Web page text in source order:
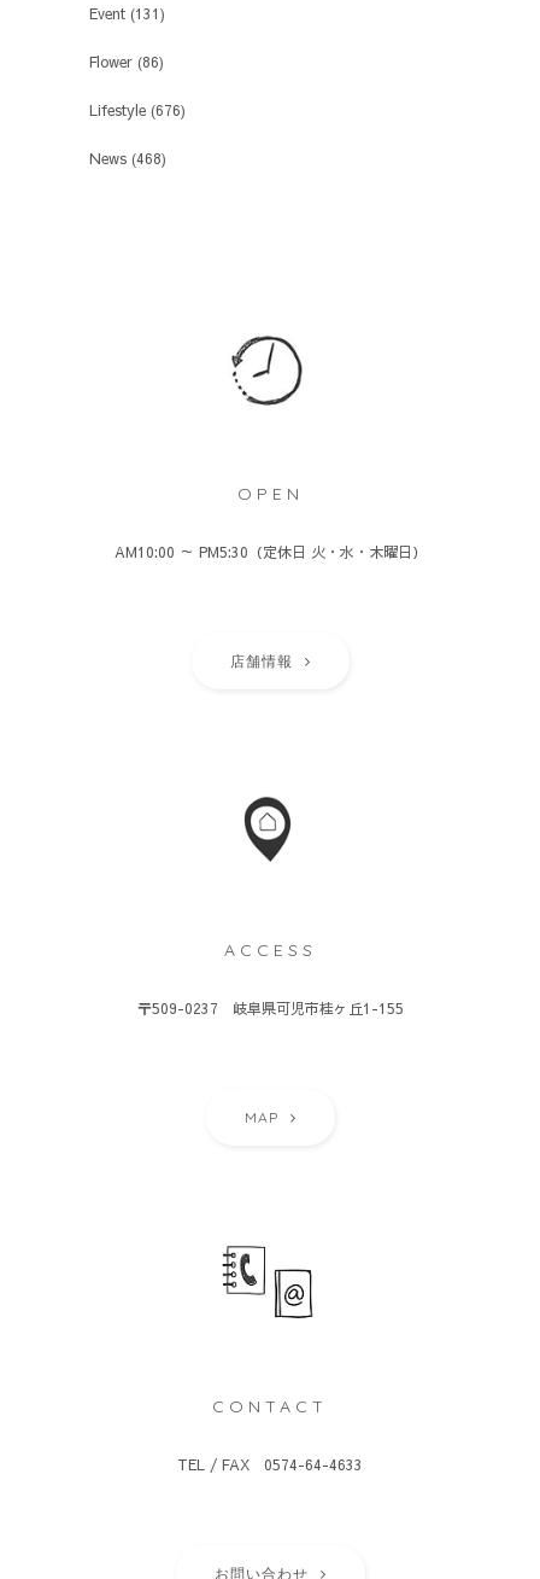
Event (131)
Flower (86)
Lifestyle (676)
News (468)
OPEN
AM10:00 ～ PM5:30（定休日 火・水・木曜日）
店舗情報
ACCESS
〒509-0237 岐阜県可児市桂ヶ丘1-155
MAP
CONTACT
TEL / FAX 0574-64-4633
お問い合わせ